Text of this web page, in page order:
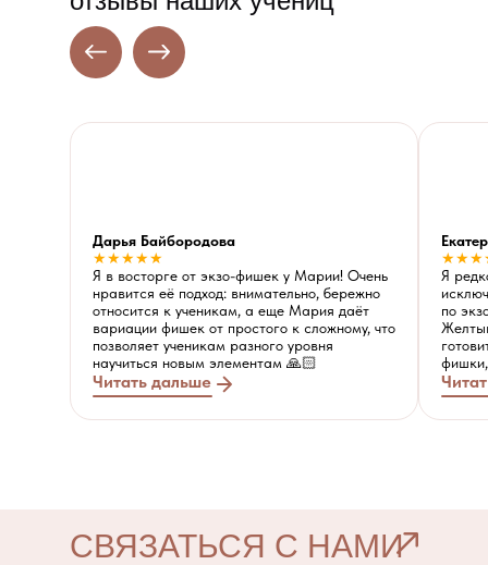
Дарья Байбородова
★★★★★
Я в восторге от экзо-фишек у Марии! Очень
нравится её подход: внимательно, бережно
относится к ученикам, а еще Мария даёт
вариации фишек от простого к сложному, что
позволяет ученикам разного уровня
научиться новым элементам 🙏🏻
Читать дальше
Я
по
фишки,
СВЯЗАТЬСЯ С НАМИ